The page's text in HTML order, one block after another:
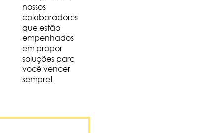
nossos
colaboradores
que estão
empenhados
em propor
soluções para
você vencer
sempre!